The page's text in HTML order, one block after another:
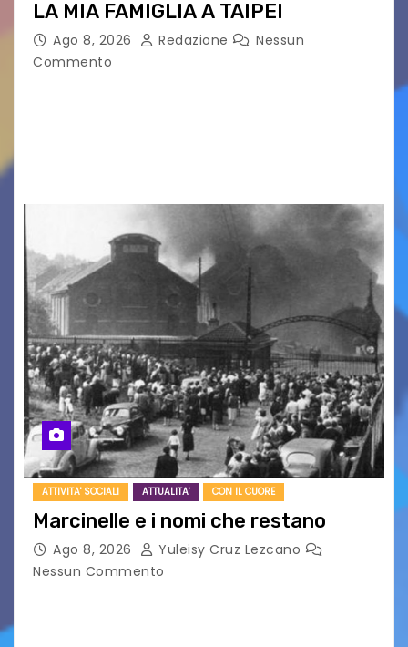
LA MIA FAMIGLIA A TAIPEI
Ago 8, 2026 Redazione
Nessun
Commento
ATTIVITA' SOCIALI ATTUALITA' CON IL CUORE
Marcinelle e i nomi che restano
Ago 8, 2026
Yuleisy Cruz Lezcano
Nessun Commento